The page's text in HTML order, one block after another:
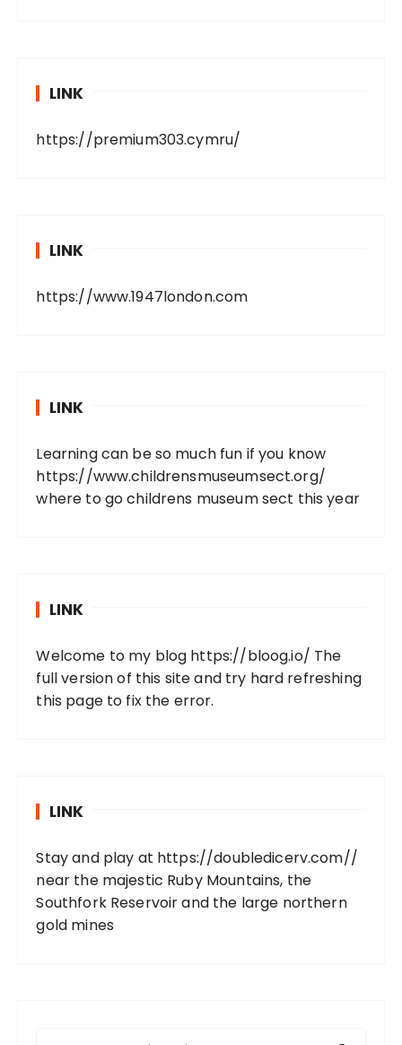
LINK
https://premium303.cymru/
LINK
https://www.1947london.com
LINK
Learning can be so much fun if you know
https://www.childrensmuseumsect.org/
where to go childrens museum sect this year
LINK
Welcome to my blog https://bloog.io/ The
full version of this site and try hard refreshing
this page to fix the error.
LINK
Stay and play at https://doubledicerv.com//
near the majestic Ruby Mountains, the
Southfork Reservoir and the large northern
gold mines